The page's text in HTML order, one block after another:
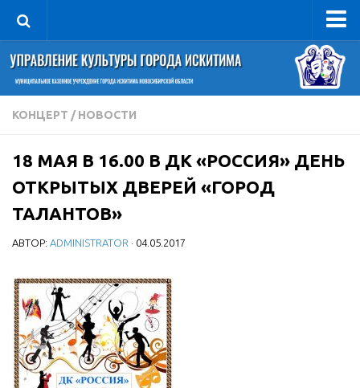
Управление
Руководитель
Сведения об организации
Книга почета культуры
Фотогалерея
Документы
Учредительные документы
Противодействие коррупции
Отчеты о деятельности
Учреждения культуры
МБУ Дом культуры «Молодость»
КОНЦЕРТ / НОВОСТИ
18 МАЯ В 16.00 В ДК «РОССИЯ» ДЕНЬ
ОТКРЫТЫХ ДВЕРЕЙ «ГОРОД
ТАЛАНТОВ»
АВТОР: ADMINISTRATOR · 04.05.2017